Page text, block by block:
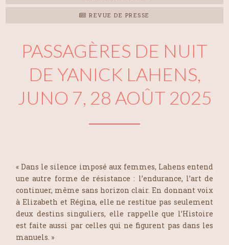
REVUE DE PRESSE
PASSAGÈRES DE NUIT
DE YANICK LAHENS,
JUNO 7, 28 AOÛT 2025
« Dans le silence imposé aux femmes, Lahens entend
une autre forme de résistance : l’endurance, l’art de
continuer, même sans horizon clair. En donnant voix
à Elizabeth et Régina, elle ne restitue pas seulement
deux destins singuliers, elle rappelle que l’Histoire
est faite aussi par celles qui ne figurent pas dans les
manuels. »